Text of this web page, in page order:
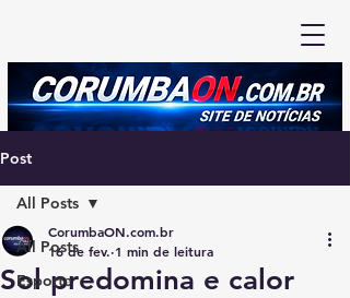
Post
All Posts
Esporte
All Posts
Sol predomina e calor
CorumbaON.com.br
16 de fev. 1 min de leitura